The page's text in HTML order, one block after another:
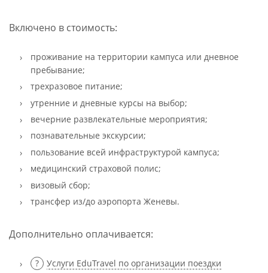
Включено в стоимость:
проживание на территории кампуса или дневное
пребывание;
трехразовое питание;
утренние и дневные курсы на выбор;
вечерние развлекательные мероприятия;
познавательные экскурсии;
пользование всей инфраструктурой кампуса;
медицинский страховой полис;
визовый сбор;
трансфер из/до аэропорта Женевы.
Дополнительно оплачивается:
Услуги EduTravel по организации поездки